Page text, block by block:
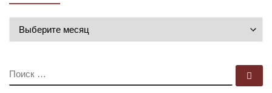
ПОИСК